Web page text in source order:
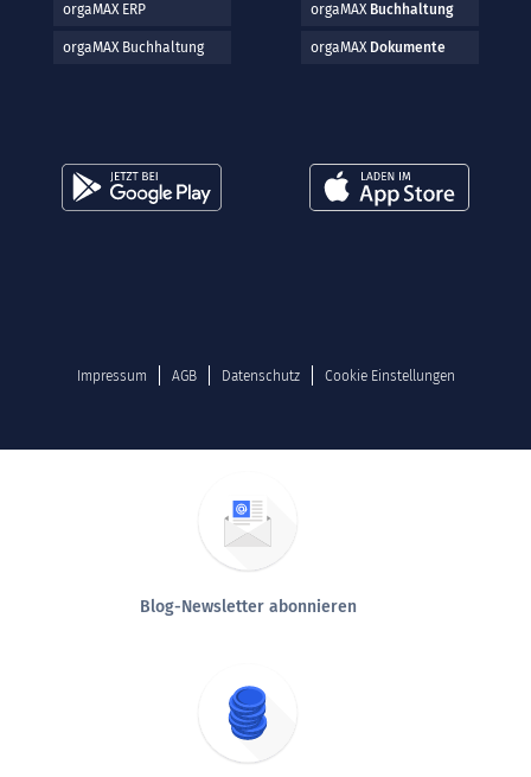
orgaMAX ERP
orgaMAX Buchhaltung
orgaMAX Buchhaltung
orgaMAX Dokumente
Impressum AGB Datenschutz Cookie Einstellungen
Blog-Newsletter abonnieren